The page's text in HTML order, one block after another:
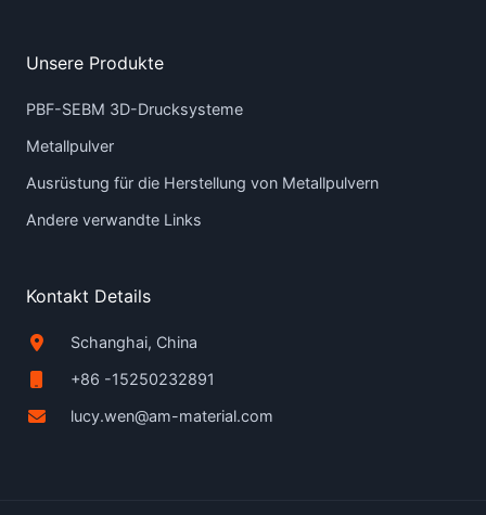
Unsere Produkte
PBF-SEBM 3D-Drucksysteme
Metallpulver
Ausrüstung für die Herstellung von Metallpulvern
Andere verwandte Links
Kontakt Details
Schanghai, China
+86 -15250232891
lucy.wen@am-material.com